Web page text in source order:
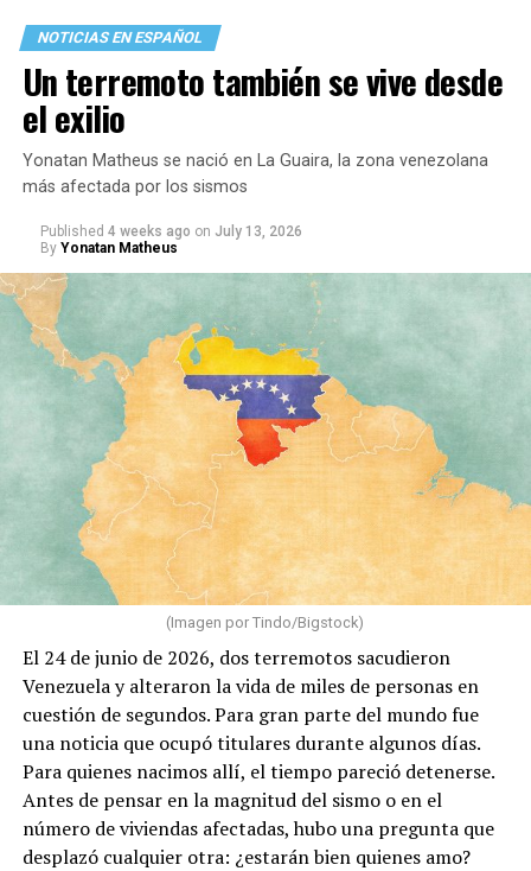
NOTICIAS EN ESPAÑOL
Un terremoto también se vive desde
el exilio
Yonatan Matheus se nació en La Guaira, la zona venezolana
más afectada por los sismos
Published 4 weeks ago on July 13, 2026
By Yonatan Matheus
(Imagen por Tindo/Bigstock)
El 24 de junio de 2026, dos terremotos sacudieron
Venezuela y alteraron la vida de miles de personas en
cuestión de segundos. Para gran parte del mundo fue
una noticia que ocupó titulares durante algunos días.
Para quienes nacimos allí, el tiempo pareció detenerse.
Antes de pensar en la magnitud del sismo o en el
número de viviendas afectadas, hubo una pregunta que
desplazó cualquier otra: ¿estarán bien quienes amo?